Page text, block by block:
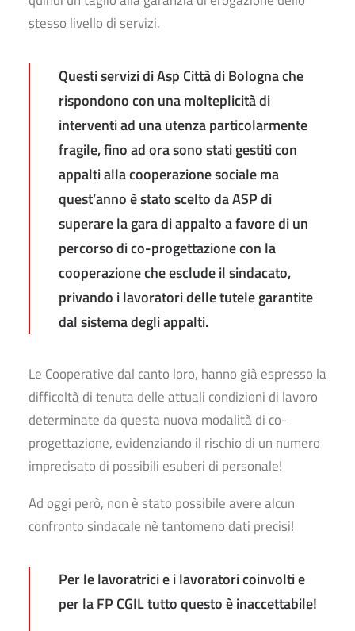
stesso livello di servizi.
Questi servizi di Asp Città di Bologna che
rispondono con una molteplicità di
interventi ad una utenza particolarmente
fragile, fino ad ora sono stati gestiti con
appalti alla cooperazione sociale ma
quest’anno è stato scelto da ASP di
superare la gara di appalto a favore di un
percorso di co-progettazione con la
cooperazione che esclude il sindacato,
privando i lavoratori delle tutele garantite
dal sistema degli appalti.
Le Cooperative dal canto loro, hanno già espresso la
difficoltà di tenuta delle attuali condizioni di lavoro
determinate da questa nuova modalità di co-
progettazione, evidenziando il rischio di un numero
imprecisato di possibili esuberi di personale!
Ad oggi però, non è stato possibile avere alcun
confronto sindacale nè tantomeno dati precisi!
Per le lavoratrici e i lavoratori coinvolti e
per la FP CGIL tutto questo è inaccettabile!